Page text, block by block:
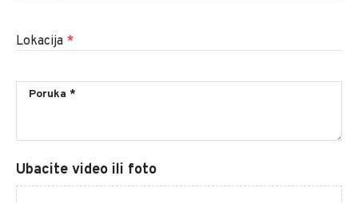
Lokacija *
Ubacite video ili foto